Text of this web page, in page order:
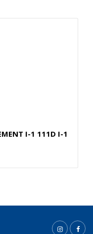
I-1 111D I-1